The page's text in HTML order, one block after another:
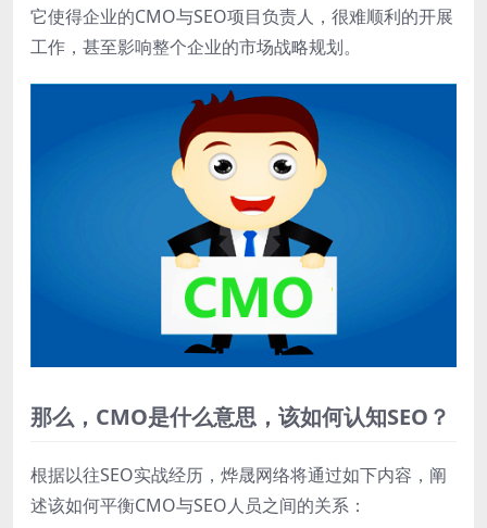
它使得企业的CMO与SEO项目负责人，很难顺利的开展
工作，甚至影响整个企业的市场战略规划。
那么，CMO是什么意思，该如何认知SEO？
根据以往SEO实战经历，烨晟网络将通过如下内容，阐
述该如何平衡CMO与SEO人员之间的关系：